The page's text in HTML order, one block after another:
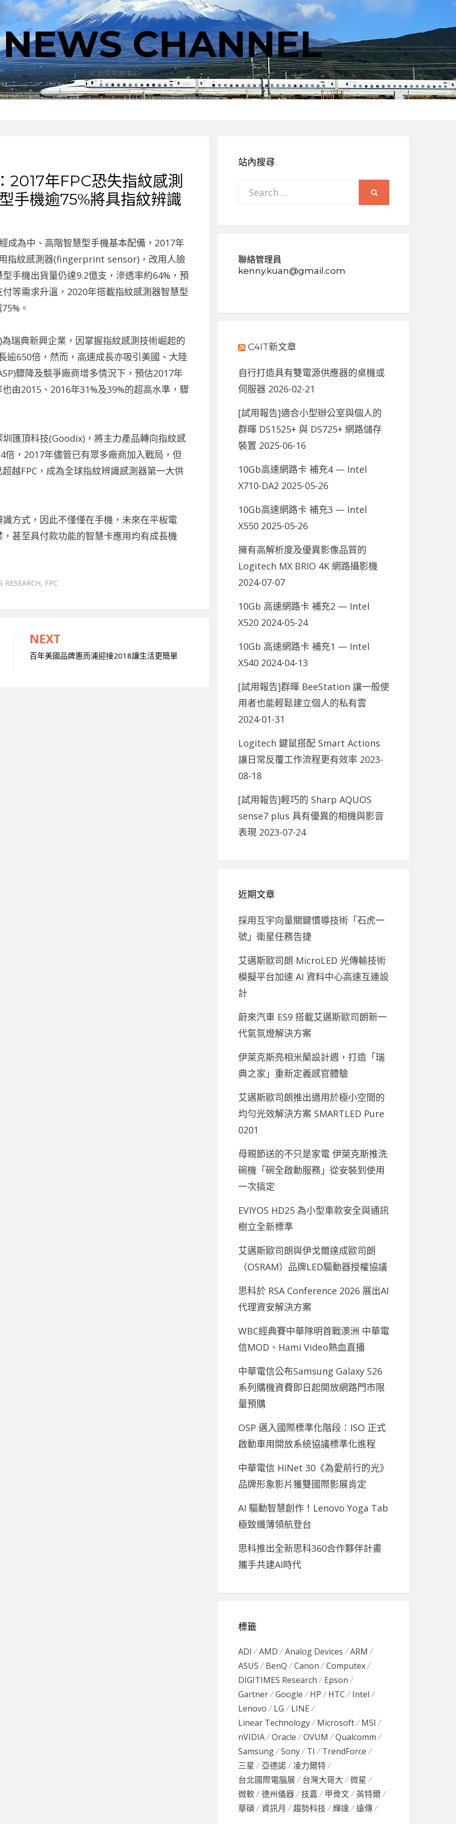
CHANNEL
4C新聞集散中心
年FPC恐失指紋感測
機逾75%將具指紋辨識
成為中、高階智慧型手機基本配備，2017年
指紋感測器(fingerprint sensor)，改用人臉
手機出貨量仍達9.2億支，滲透率約64%，預
等需求升溫，2020年搭載指紋感測器智慧型
。
瑞典新興企業，因掌握指紋感測技術崛起的
逾650倍，然而，高速成長亦吸引美國、大陸
驟降及競爭廠商增多情況下，預估2017年
由2015、2016年31%及39%的超高水準，驟
匯頂科技(Goodix)，將主力產品轉向指紋感
，2017年儘管已有眾多廠商加入戰局，但
越FPC，成為全球指紋辨識感測器第一大供
方式，因此不僅僅在手機，未來在平板電
甚至具付款功能的智慧卡應用均有成長機
RESEARCH, FPC
NEXT
百年美國品牌惠而浦迎接2018讓生活更簡單
站內搜尋
Search
聯絡管理員
kenny.kuan@gmail.com
C4IT新文章
自行打造具有雙電源供應器的桌機或
伺服器 2026-02-21
[試用報告]適合小型辦公室與個人的
群暉 DS1525+ 與 DS725+ 網路儲存
裝置 2025-06-16
10Gb高速網路卡 補充4 — Intel
X710-DA2 2025-05-26
10Gb高速網路卡 補充3 — Intel
X550 2025-05-26
擁有高解析度及優異影像品質的
Logitech MX BRIO 4K 網路攝影機
2024-07-07
10Gb 高速網路卡 補充2 — Intel
X520 2024-05-24
10Gb 高速網路卡 補充1 — Intel
X540 2024-04-13
[試用報告]群暉 BeeStation 讓一般使
用者也能輕鬆建立個人的私有雲
2024-01-31
Logitech 鍵鼠搭配 Smart Actions
讓日常反覆工作流程更有效率 2023-
08-18
[試用報告]輕巧的 Sharp AQUOS
sense7 plus 具有優異的相機與影音
表現 2023-07-24
近期文章
採用互宇向量關鍵慣導技術「石虎一
號」衛星任務告捷
艾邁斯歐司朗 MicroLED 光傳輸技術
模擬平台加速 AI 資料中心高速互連設
計
蔚來汽車 ES9 搭載艾邁斯歐司朗新一
代氣氛燈解決方案
伊萊克斯亮相米蘭設計週，打造「瑞
典之家」重新定義感官體驗
艾邁斯歐司朗推出適用於極小空間的
均勻光效解決方案 SMARTLED Pure
0201
母親節送的不只是家電 伊萊克斯推洗
碗機「碗全啟動服務」從安裝到使用
一次搞定
EVIYOS HD25 為小型車款安全與通訊
樹立全新標準
艾邁斯歐司朗與伊戈爾達成歐司朗
（OSRAM）品牌LED驅動器授權協議
思科於 RSA Conference 2026 展出AI
代理資安解決方案
WBC經典賽中華隊明首戰澳洲 中華電
信MOD、Hami Video熱血直播
中華電信公布Samsung Galaxy S26
系列購機資費即日起開放網路門市限
量預購
OSP 邁入國際標準化階段：ISO 正式
啟動車用開放系統協議標準化進程
中華電信 HiNet 30《為愛前行的光》
品牌形象影片獲雙國際影展肯定
AI 驅動智慧創作！Lenovo Yoga Tab
極致纖薄領航登台
思科推出全新思科360合作夥伴計畫
攜手共建AI時代
標籤
ADI AMD Analog Devices
ARM
ASUS
BenQ Canon
Computex
DIGITIMES Research
Epson
Gartner
Google HP HTC
Intel
Lenovo
LG
LINE
Linear Technology
Microsoft
MSI
nVIDIA
Oracle OVUM
Qualcomm
Samsung
Sony TI
TrendForce
三星
亞德諾
凌力爾特
台北國際電腦展
台灣大哥大
微星
微軟
德州儀器 技嘉 甲骨文
英特爾
華碩
資訊月 趨勢科技 輝達 遠傳